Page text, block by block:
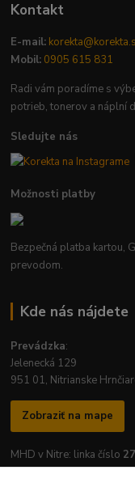
Kontakt
E-mail:
Mobil: 0905 615 831
Radi vám poradíme s
potrieb, tonerov a náplní
Sledujte nás
Možnosti platby
Bezpečná platba kartou,
prevodom.
Kde nás nájdete
Prevádzka:
Jelenecká 129
951 01, Nitrianske
Zobraziť na mape
MHD v Nitre: linka číslo 27